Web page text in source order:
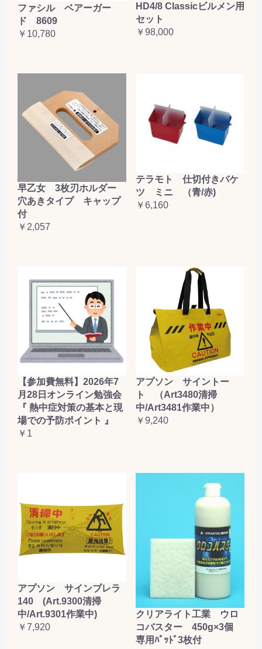
ファシル ベアーガー
ド 8609
￥10,780
HD4/8 Classicビルメン用
セット
￥98,000
早乙女 3枚刃ホルダー
穴あきタイプ キャップ
付
￥2,057
テラモト 仕切付きバケ
ツ ミニ （青/赤)
￥6,160
【参加費無料】2026年7
月28日オンライン勉強会
『 熱中症対策の基本と現
場での予防ポイント 』
￥1
アプソン サイントー
ト （Art3480清掃
中/Art3481作業中）
￥9,240
アプソン サインブレラ
140 (Art.9300清掃
中/Art.9301作業中)
￥7,920
クリアライト工業 ウロ
コバスター 450g×3個
専用ﾊﾟｯﾄﾞ3枚付